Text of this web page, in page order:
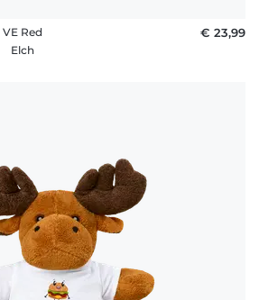
VE Red
Elch
€ 23,99